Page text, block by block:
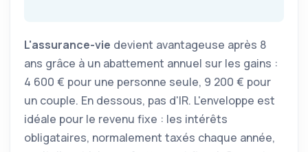
L'assurance-vie devient avantageuse après 8
ans grâce à un abattement annuel sur les gains :
4 600 € pour une personne seule, 9 200 € pour
un couple. En dessous, pas d'IR. L'enveloppe est
idéale pour le revenu fixe : les intérêts
obligataires, normalement taxés chaque année,